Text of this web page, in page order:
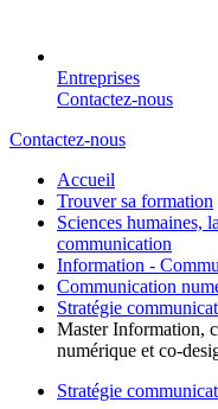
Entreprises
Contactez-nous
Contactez-nous
Accueil
Trouver sa formation
Sciences humaines,
communication
Information -
Communication
Stratégie
Master Information,
numérique et co-
Stratégie